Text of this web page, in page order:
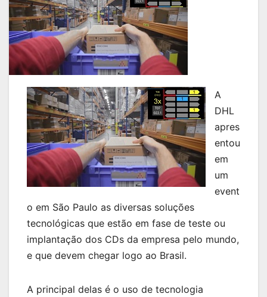
A
DHL
apres
entou
em
um
event
o em São Paulo as diversas soluções
tecnológicas que estão em fase de teste ou
implantação dos CDs da empresa pelo mundo,
e que devem chegar logo ao Brasil.
A principal delas é o uso de tecnologia